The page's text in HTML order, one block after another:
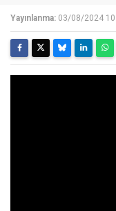
Yayınlanma: 03/08/2024